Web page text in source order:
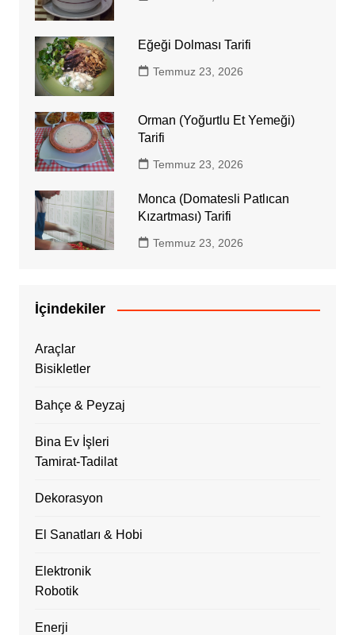
Eğeği Dolması Tarifi
Temmuz 23, 2026
Orman (Yoğurtlu Et Yemeği)
Tarifi
Temmuz 23, 2026
Monca (Domatesli Patlıcan
Kızartması) Tarifi
Temmuz 23, 2026
İçindekiler
Araçlar
Bisikletler
Bahçe & Peyzaj
Bina Ev İşleri
Tamirat-Tadilat
Dekorasyon
El Sanatları & Hobi
Elektronik
Robotik
Enerji